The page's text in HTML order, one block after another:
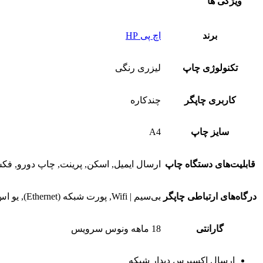
برند اچ پی HP
تکنولوژی چاپ لیزری رنگی
کاربری چاپگر چندکاره
سایز چاپ A4
قابلیت‌های دستگاه چاپ ارسال ایمیل, اسکن, پرینت, چاپ دورو,
درگاه‌های ارتباطی چاپگر بی‌سیم | Wifi, پورت شبکه (Ethernet), یو اس بی | USB
گارانتی 18 ماهه ونوس سرویس
ارسال اکسپرس دیدار شبکه